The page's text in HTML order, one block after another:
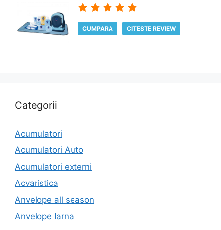
CUMPARA CITESTE REVIEW
Categorii
Acumulatori
Acumulatori Auto
Acumulatori externi
Acvaristica
Anvelope all season
Anvelope Iarna